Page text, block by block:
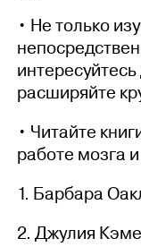
• Не только
расширяйте
• Читайте
работе мозга
1. Барбара
2. Джулия